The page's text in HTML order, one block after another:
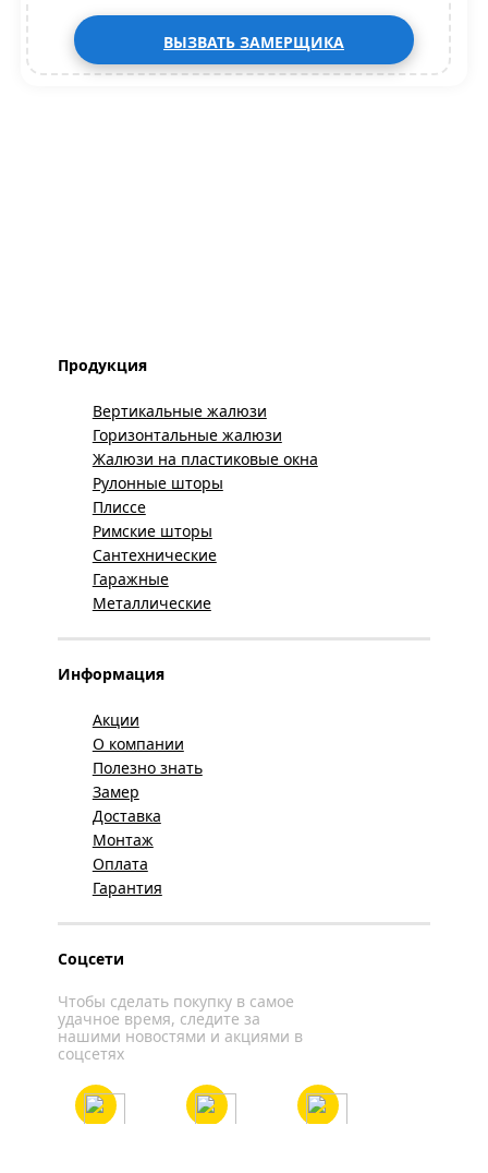
ВЫЗВАТЬ ЗАМЕРЩИКА
Продукция
Вертикальные жалюзи
Горизонтальные жалюзи
Жалюзи на пластиковые окна
Рулонные шторы
Плиссе
Римские шторы
Сантехнические
Гаражные
Металлические
Информация
Акции
О компании
Полезно знать
Замер
Доставка
Монтаж
Оплата
Гарантия
Соцсети
Чтобы сделать покупку в самое
удачное время, следите за
нашими новостями и акциями в
соцсетях